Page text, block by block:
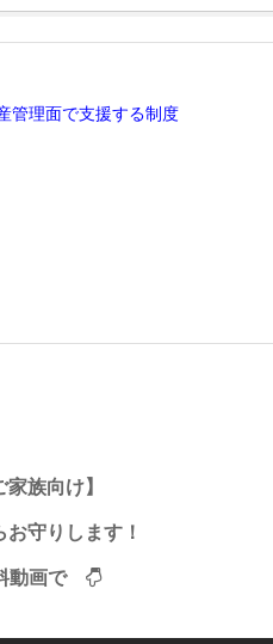
管理面で支援する制度
家族向け】
守りします！
動画で